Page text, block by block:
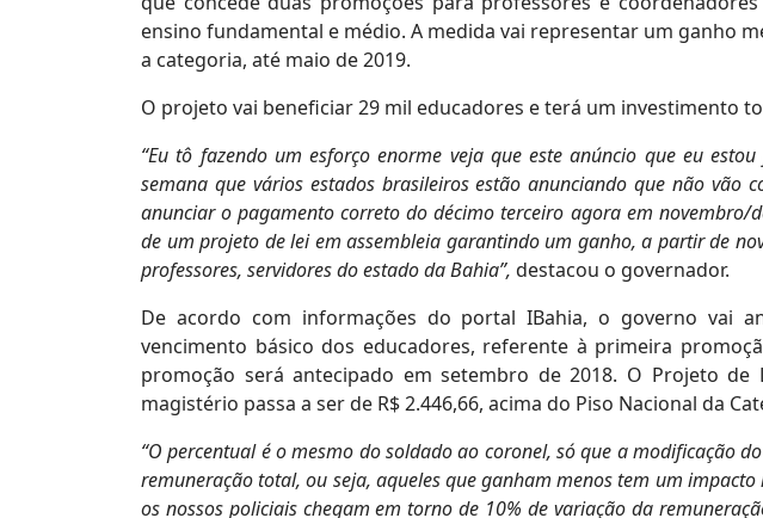
ensino fundamental e médio. A medida vai representar um ganho
a categoria, até maio de 2019.
O projeto vai beneficiar 29 mil educadores e terá um investimento
“Eu tô fazendo um esforço enorme veja que este anúncio que eu
semana que vários estados brasileiros estão anunciando que não vão
anunciar o pagamento correto do décimo terceiro agora em novembro/
de um projeto de lei em assembleia garantindo um ganho, a partir de
professores, servidores do estado da Bahia”, destacou o governador.
De acordo com informações do portal IBahia, o governo vai
vencimento básico dos educadores, referente à primeira
promoção será antecipado em setembro de 2018. O Projeto
magistério passa a ser de R$ 2.446,66, acima do Piso Nacional da
“O percentual é o mesmo do soldado ao coronel, só que a modificação
remuneração total, ou seja, aqueles que ganham menos tem um
os nossos policiais chegam em torno de 10% de variação da